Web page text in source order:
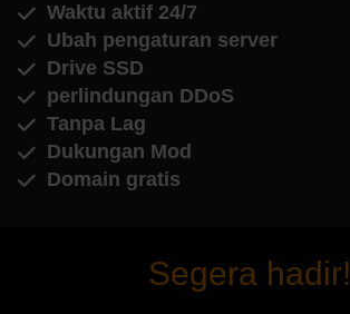
Waktu aktif 24/7
Ubah pengaturan server
Drive SSD
perlindungan DDoS
Tanpa Lag
Dukungan Mod
Domain gratis
Segera hadir!